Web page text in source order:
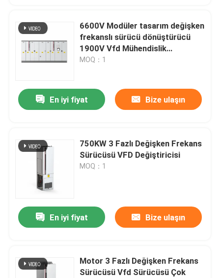
6600V Modüler tasarım değişken
frekanslı sürücü dönüştürücü
1900V Vfd Mühendislik
dönüştürücü
MOQ：1
En iyi fiyat Bize ulaşın
750KW 3 Fazlı Değişken Frekans
Sürücüsü VFD Değiştiricisi
MOQ：1
En iyi fiyat Bize ulaşın
Motor 3 Fazlı Değişken Frekans
Sürücüsü Vfd Sürücüsü Çok